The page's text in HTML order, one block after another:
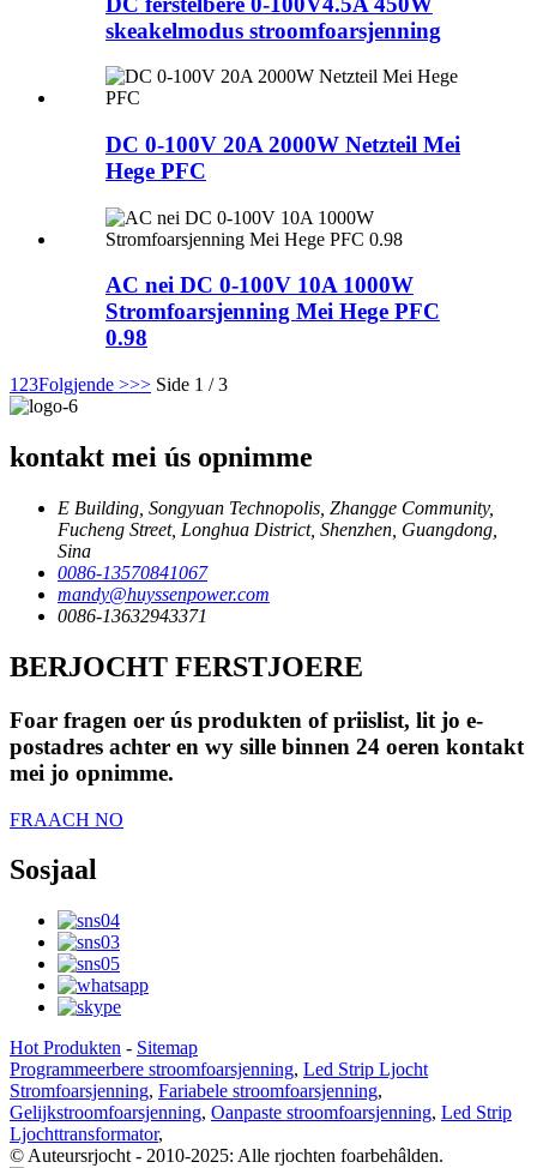
skeakelmodus stroomfoarsjenning
DC 0-100V 20A 2000W Netzteil Mei
Hege PFC
AC nei DC 0-100V 10A 1000W
Stromfoarsjenning Mei Hege PFC
0.98
1 23Folgjende >>> Side 1 / 3
kontakt mei ús opnimme
E Building, Songyuan Technopolis, Zhangge Community,
Fucheng Street, Longhua District, Shenzhen, Guangdong,
Sina
0086-13570841067
mandy@huyssenpower.com
0086-13632943371
BERJOCHT FERSTJOERE
Foar fragen oer ús produkten of priislist, lit jo e-
postadres achter en wy sille binnen 24 oeren kontakt
mei jo opnimme.
FRAACH NO
Sosjaal
Hot Produkten - Sitemap
Programmeerbere stroomfoarsjenning, Led Strip Ljocht
Stromfoarsjenning, Fariabele stroomfoarsjenning,
Gelijkstroomfoarsjenning, Oanpaste stroomfoarsjenning, Led Strip
Ljochttransformator,
© Auteursrjocht - 2010-2025: Alle rjochten foarbehâlden.